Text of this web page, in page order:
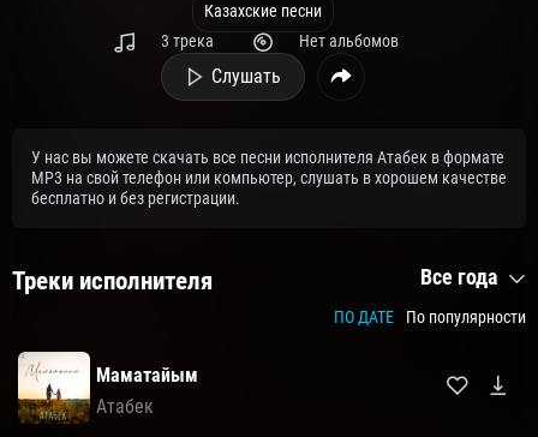
Казахские песни
3 трека
Нет альбомов
Слушать
У нас вы можете скачать все песни исполнителя Атабек в формате
MP3 на свой телефон или компьютер, слушать в хорошем качестве
бесплатно и без регистрации.
Треки исполнителя Все года
ПО ДАТЕ По популярности
Маматайым
Атабек